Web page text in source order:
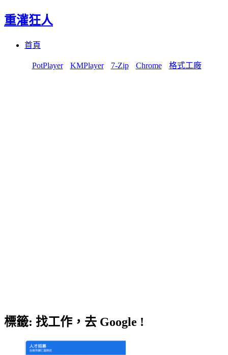
重灌狂人
首頁
PotPlayer KMPlayer 7-Zip Chrome 格式工廠
標籤: 找工作，去 Google !